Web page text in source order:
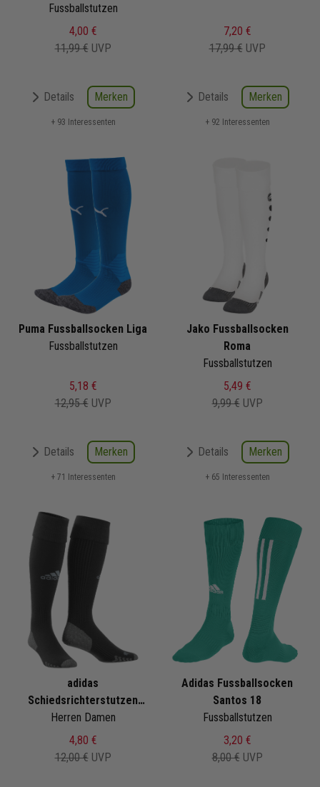
Fussballstutzen
4,00 €
11,99 € UVP
Details Merken
+ 93 Interessenten
7,20 €
17,99 € UVP
Details Merken
+ 92 Interessenten
Puma Fussballsocken Liga
Fussballstutzen
5,18 €
12,95 € UVP
Details Merken
+ 71 Interessenten
Jako Fussballsocken
Roma
Fussballstutzen
5,49 €
9,99 € UVP
Details Merken
+ 65 Interessenten
adidas
Schiedsrichterstutzen
Referee 22
Herren Damen
4,80 €
12,00 € UVP
Adidas Fussballsocken
Santos 18
Fussballstutzen
3,20 €
8,00 € UVP